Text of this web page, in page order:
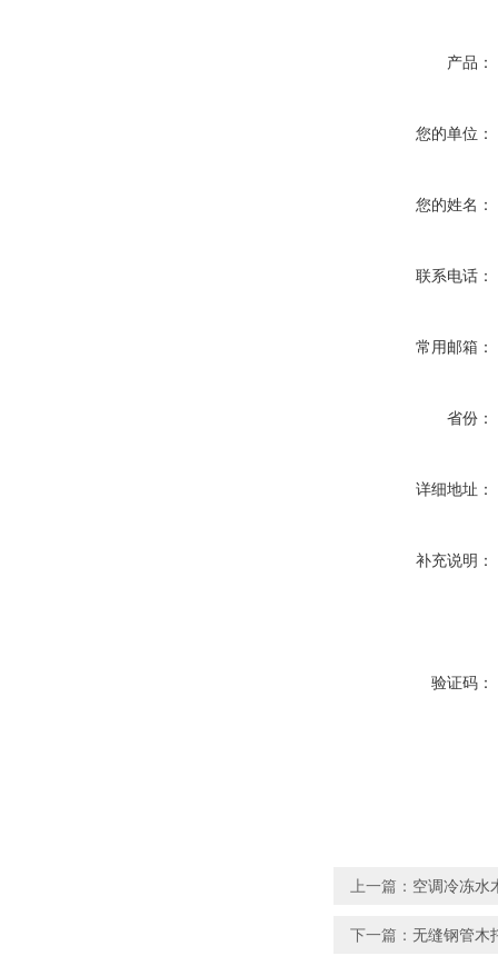
产品：
您的单位：
您的姓名：
联系电话：
常用邮箱：
省份：
详细地址：
补充说明：
验证码：
上一篇： 空调冷冻水
下一篇： 无缝钢管木